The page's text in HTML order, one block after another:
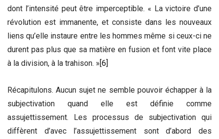
dont l’intensité peut être imperceptible. « La victoire d’une
révolution est immanente, et consiste dans les nouveaux
liens qu’elle instaure entre les hommes même si ceux-ci ne
durent pas plus que sa matière en fusion et font vite place
à la division, à la trahison. »[6]
Récapitulons. Aucun sujet ne semble pouvoir échapper à la
subjectivation quand elle est définie comme
assujettissement. Les processus de subjectivation qui
diffèrent d’avec l’assujettissement sont d’abord des